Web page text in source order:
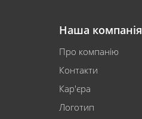
Наша компанія
Про компанію
Контакти
Кар'єра
Логотип